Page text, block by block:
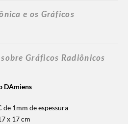
e os Gráficos
Gráficos Radiônicos
DAmiens
de 1mm de espessura
x 17 cm